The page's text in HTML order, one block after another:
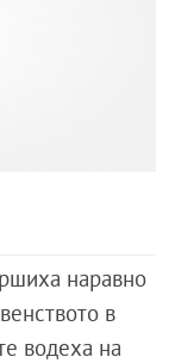
наравно
в
водеха на